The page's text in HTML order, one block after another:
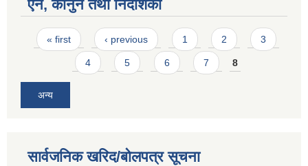
ऐन, कानुन तथा निर्देशिका
Pages
« first ‹ previous 1 2 3
4 5 6 7 8
अन्य
सार्वजनिक खरिद/बोलपत्र सूचना